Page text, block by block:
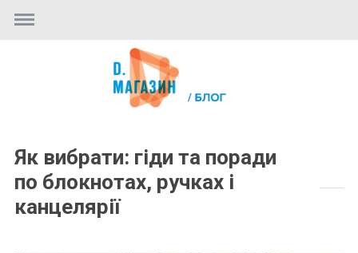
Як вибрати: гіди та поради
по блокнотах, ручках і
канцелярії